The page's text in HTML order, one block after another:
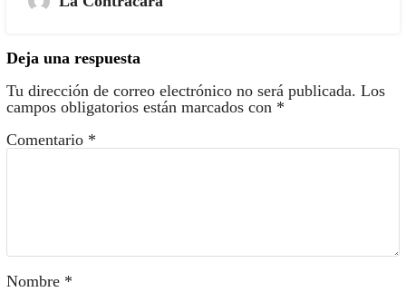
Deja una respuesta
Tu dirección de correo electrónico no será publicada. Los
campos obligatorios están marcados con *
Comentario *
Nombre *